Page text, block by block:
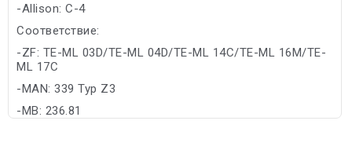
-Allison: C-4
Соответствие:
-ZF: TE-ML 03D/TE-ML 04D/TE-ML 14C/TE-ML 16M/TE-
ML 17C
-MAN: 339 Typ Z3
-MB: 236.81